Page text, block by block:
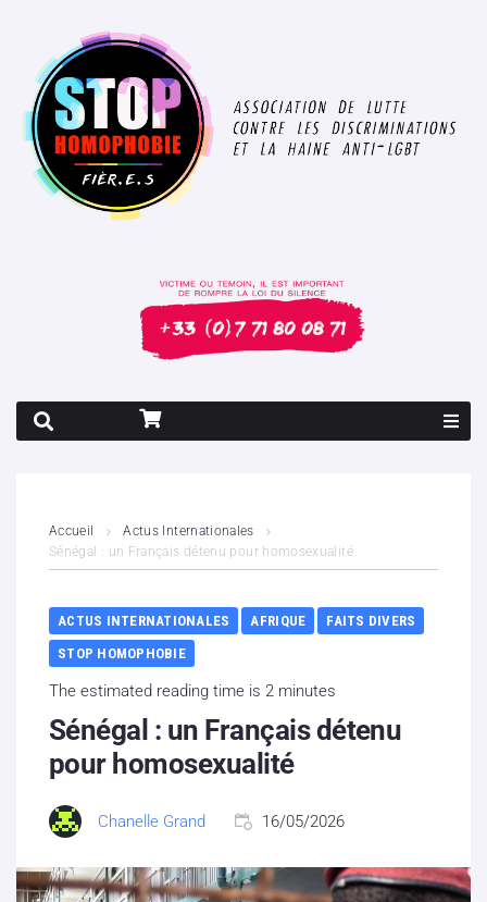
Contenus litigieux
Nous soutenir
Boutique
Partenaires
Accueil
Actus Internationales
Sénégal : un Français détenu pour homosexualité
ACTUS INTERNATIONALES AFRIQUE
FAITS DIVERS
STOP HOMOPHOBIE
The estimated reading time is 2 minutes
Sénégal : un Français détenu
pour homosexualité
Chanelle Grand 16/05/2026